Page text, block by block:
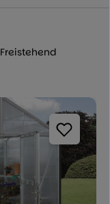
Freistehend